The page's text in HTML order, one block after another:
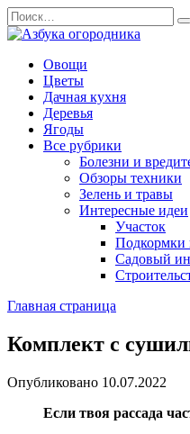
Перейти
к
содержанию
Search
for:
Овощи
Цветы
Дачная кухня
Деревья
Ягоды
Все рубрики
Болезни и
Обзоры техники
Зелень и травы
Интересные идеи
Участок
Подкормки
Садовый
Главная страница
Комплект с
Опубликовано 10.07.2022
Если твоя рассада